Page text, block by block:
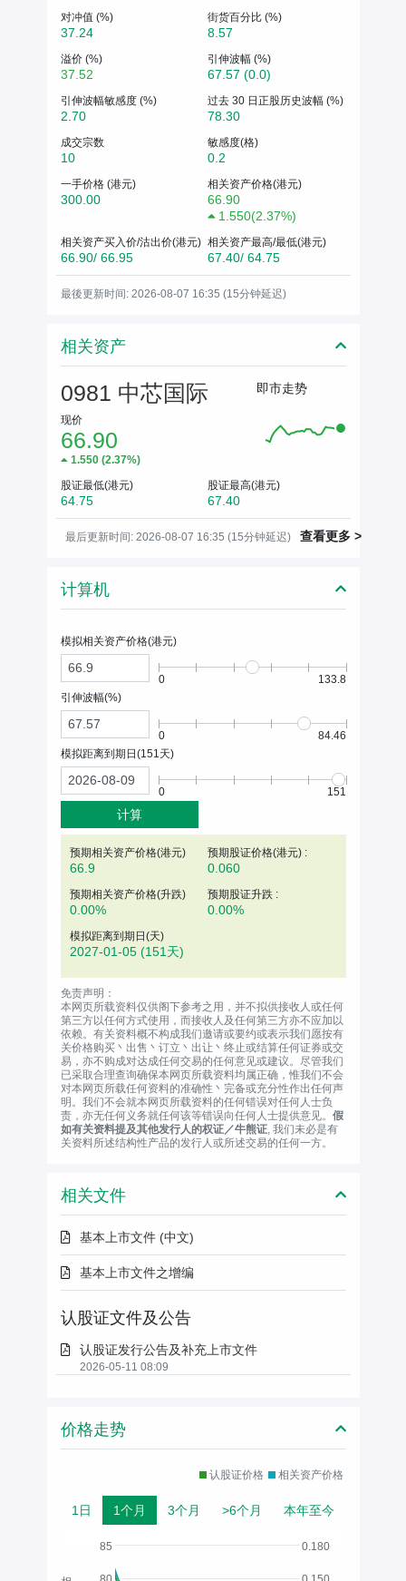
对冲值 (%)
37.24
街货百分比 (%)
8.57
溢价 (%)
37.52
引伸波幅 (%)
67.57 (0.0)
引伸波幅敏感度 (%)
2.70
过去 30 日正股历史波幅 (%)
78.30
成交宗数
10
敏感度(格)
0.2
一手价格 (港元)
300.00
相关资产价格(港元)
66.90
1.550(2.37%)
相关资产买入价/沽出价(港元)
66.90/ 66.95
相关资产最高/最低(港元)
67.40/ 64.75
最後更新时间: 2026-08-07 16:35 (15分钟延迟)
相关资产
0981 中芯国际
现价
66.90
1.550(2.37%)
即市走势
股证最低(港元)
64.75
股证最高(港元)
67.40
最后更新时间: 2026-08-07 16:35 (15分钟延迟) 查看更多 >
计算机
模拟相关资产价格(港元)
0
133.8
引伸波幅(%)
0
84.46
模拟距离到期日(151 天)
0 151
计算
预期相关资产价格(港元)
66.9
预期股证价格(港元) :
0.060
预期相关资产价格(升跌)
0.00%
预期股证升跌 :
0.00%
模拟距离到期日(天)
2027-01-05 (151天)
免责声明：
本网页所载资料仅供阁下参考之用，并不拟供接收人或任何
第三方以任何方式使用，而接收人及任何第三方亦不应加以
依赖。有关资料概不构成我们邀请或要约或表示我们愿按有
关价格购买丶出售丶订立丶出让丶终止或结算任何证券或交
易，亦不购成对达成任何交易的任何意见或建议。尽管我们
已采取合理查询确保本网页所载资料均属正确，惟我们不会
对本网页所载任何资料的准确性丶完备或充分性作出任何声
明。我们不会就本网页所载资料的任何错误对任何人士负
责，亦无任何义务就任何该等错误向任何人士提供意见。 假
如有关资料提及其他发行人的权证／牛熊证, 我们未必是有
关资料所述结构性产品的发行人或所述交易的任何一方。
相关文件
基本上市文件 (中文)
基本上市文件之增编
认股证文件及公告
认股证发行公告及补充上市文件
2026-05-11 08:09
价格走势
认股证价格 相关资产价格
1日 1个月 3个月 >6个月 本年至今
85 0.180